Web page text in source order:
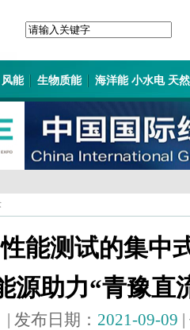
风能 生物质能 海洋能 小水电 天
能测试的集中
源助力“青豫直
| 发布日期： 2021-09-09